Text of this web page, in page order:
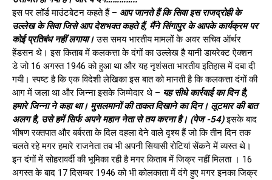
इस पर लॉर्ड माउंटबेटन कहते हैं – आप जानते हैं कि सिवा इस राजद्रोही के
उल्लेख के सिवा जिसे आप देशभक्त कहते हैं, मैंने सिंगापुर के आपके कार्यक्रम पर
कोई प्रतिबंध नहीं लगाया।उस समय भारतीय मामलों के अवर सचिव ऑर्थर
हेंडसन थे। इस किताब में कलकत्ता के दंगों का उल्लेख है यानी डायरेक्ट ऐक्शन
डे जो 16 अगस्त 1946 को हुआ था और यह नृशंसता भारतीय इतिहास में दबा दी
गयी। स्पष्ट है कि एक विदेशी लेखिका इस बात को मानती है कि कलकत्ता दंगों की
आग में जला था और जिन्ना इसके जिम्मेदार थे – यह सीधे कार्रवाई का दिन है,
हमारे जिन्ना ने कहा था। मुसलमानों की ताकत दिखाने का दिन। लूटमार की बात
अलग है, उसे हमें सिर्फ अपने महान नेता से तय करना है। (पेज -54) इसके बाद
भीषण रक्तपात और बर्बरता के दिल दहला देने वाले दृश्य हैं जो कि तीन दिन तक
चलते रहे मगर हमारे राजनेता तब भी अपनी सियासी रोटियां सेंकने में व्यस्त थे।
इन दंगों में सोहरावर्दी की भूमिका रही है मगर किताब में जिक्र नहीं मिलता । 16
अगस्त के बाद 17 दिसम्बर 1946 को भी कोलकाता में दंगे हुए मगर इनका जिक्र